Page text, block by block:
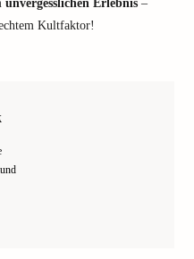
unvergesslichen Erlebnis –
Kultfaktor!